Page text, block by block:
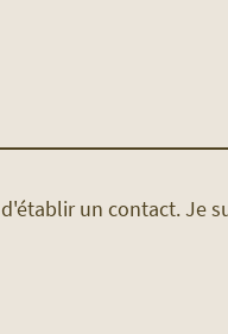
un contact. Je